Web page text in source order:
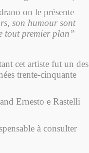
on le présente
son humour sont
tout premier plan”
cet artiste fut un des
trente-cinquante
Ernesto e Rastelli
à consulter